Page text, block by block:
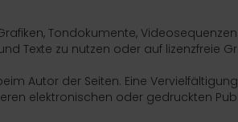
Tondokumente,
Texte zu nutzen oder auf lizenzfreie
Autor der Seiten. Eine
elektronischen oder gedruckten